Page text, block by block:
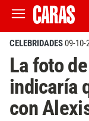
CELEBRIDADES09-10-
La foto
indicaría
con